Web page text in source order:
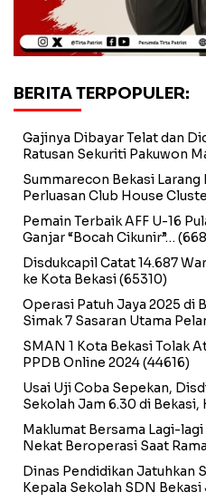
BERITA TERPOPULER:
Gajinya Dibayar Telat dan
Ratusan Sekuriti Pakuwon
Summarecon Bekasi
Perluasan Club House
Pemain Terbaik AFF U-16
Ganjar “Bocah Cikunir”…
Disdukcapil Catat 14.687
ke Kota Bekasi(65310)
Operasi Patuh Jaya 2025 di
Simak 7 Sasaran Utama
SMAN 1 Kota Bekasi Tolak
PPDB Online 2024(44616)
Usai Uji Coba Sepekan,
Sekolah Jam 6.30 di Bekasi,
Maklumat Bersama Lagi-
Nekat Beroperasi Saat
Dinas Pendidikan Jatuhkan
Kepala Sekolah SDN Bekasi